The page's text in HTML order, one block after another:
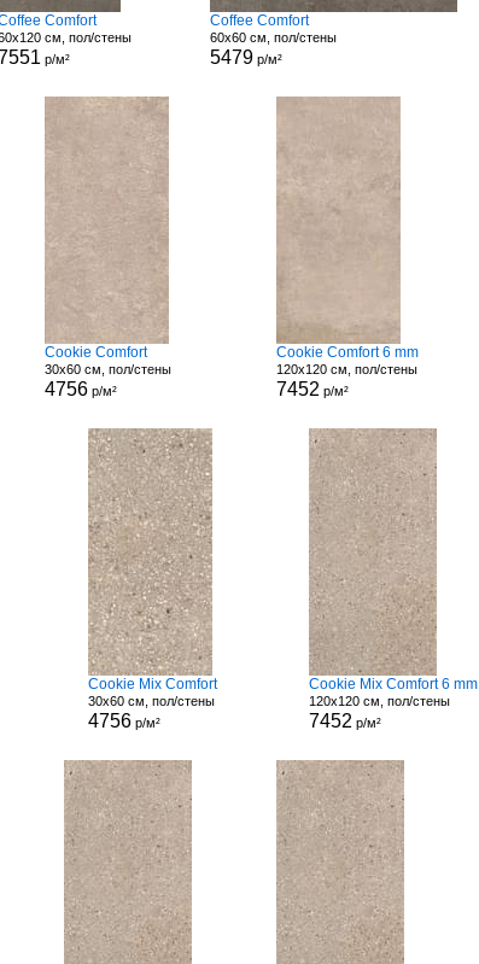
Comfort
см, пол/стены
р/м²
Coffee Comfort
60x60 см, пол/стены
5479р/м²
Cookie Comfort
30x60 см, пол/стены
4756 р/м²
Cookie Comfort 6 mm
120x120 см, пол/стены
7452 р/м²
Cookie Mix Comfort
30x60 см, пол/стены
4756р/м²
Cookie Mix Comfort 6 mm
120x120 см, пол/стены
7452 р/м²